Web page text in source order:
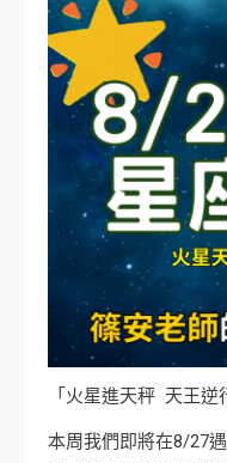
「火星進天秤 天王逆
本周我們即將在8/27